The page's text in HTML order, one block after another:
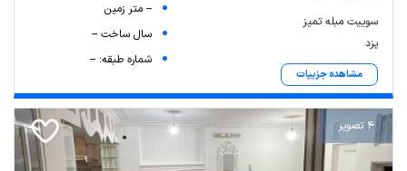
سوییت مبله تمیز
یزد
مشاهده جزییات
-- متر زمین
سال ساخت --
شماره طبقه: --
4 تصویر